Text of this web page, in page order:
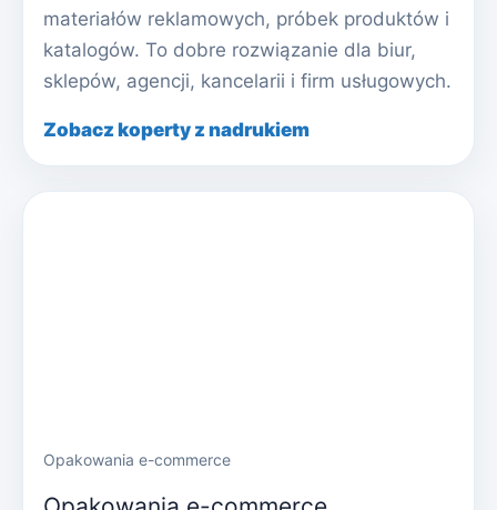
materiałów reklamowych, próbek produktów i
katalogów. To dobre rozwiązanie dla biur,
sklepów, agencji, kancelarii i firm usługowych.
Zobacz koperty z nadrukiem
Opakowania e-commerce